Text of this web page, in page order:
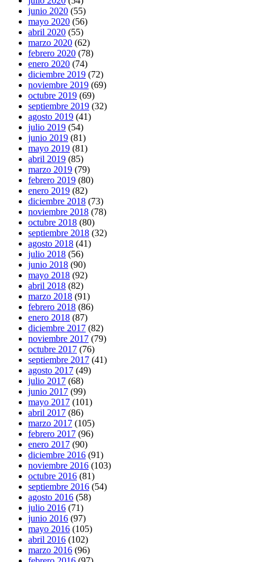
junio 2020 (55)
mayo 2020 (56)
abril 2020 (55)
marzo 2020 (62)
febrero 2020 (78)
enero 2020 (74)
diciembre 2019 (72)
noviembre 2019 (69)
octubre 2019 (69)
septiembre 2019 (32)
agosto 2019 (41)
julio 2019 (54)
junio 2019 (81)
mayo 2019 (81)
abril 2019 (85)
marzo 2019 (79)
febrero 2019 (80)
enero 2019 (82)
diciembre 2018 (73)
noviembre 2018 (78)
octubre 2018 (80)
septiembre 2018 (32)
agosto 2018 (41)
julio 2018 (56)
junio 2018 (90)
mayo 2018 (92)
abril 2018 (82)
marzo 2018 (91)
febrero 2018 (86)
enero 2018 (87)
diciembre 2017 (82)
noviembre 2017 (79)
octubre 2017 (76)
septiembre 2017 (41)
agosto 2017 (49)
julio 2017 (68)
junio 2017 (99)
mayo 2017 (101)
abril 2017 (86)
marzo 2017 (105)
febrero 2017 (96)
enero 2017 (90)
diciembre 2016 (91)
noviembre 2016 (103)
octubre 2016 (81)
septiembre 2016 (54)
agosto 2016 (58)
julio 2016 (71)
junio 2016 (97)
mayo 2016 (105)
abril 2016 (102)
marzo 2016 (96)